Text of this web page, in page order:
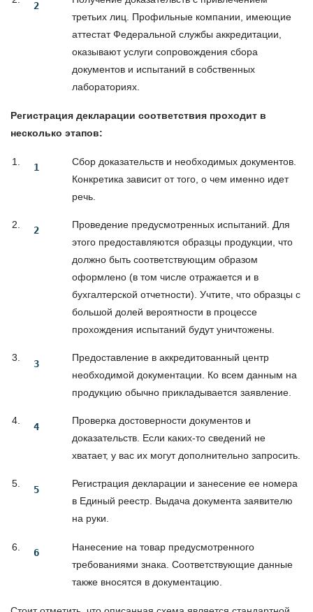
третьих лиц. Профильные компании, имеющие
аттестат Федеральной службы аккредитации,
оказывают услуги сопровождения сбора
документов и испытаний в собственных
лабораториях.
Регистрация декларации соответствия проходит в
несколько этапов:
Сбор доказательств и необходимых документов.
Конкретика зависит от того, о чем именно идет
речь.
Проведение предусмотренных испытаний. Для
этого предоставляются образцы продукции, что
должно быть соответствующим образом
оформлено (в том числе отражается и в
бухгалтерской отчетности). Учтите, что образцы с
большой долей вероятности в процессе
прохождения испытаний будут уничтожены.
Предоставление в аккредитованный центр
необходимой документации. Ко всем данным на
продукцию обычно прикладывается заявление.
Проверка достоверности документов и
доказательств. Если каких-то сведений не
хватает, у вас их могут дополнительно запросить.
Регистрация декларации и занесение ее номера
в Единый реестр. Выдача документа заявителю
на руки.
Нанесение на товар предусмотренного
требованиями знака. Соответствующие данные
также вносятся в документацию.